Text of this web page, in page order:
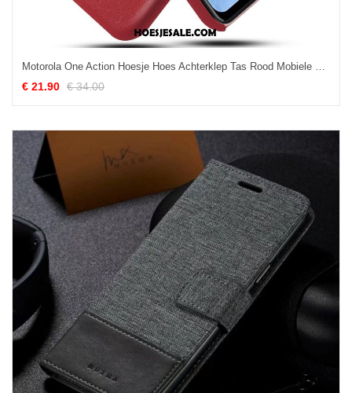
Motorola One Action Hoesje Hoes Achterklep Tas Rood Mobiele Telefoon Goedkoop
€ 21.90 € 34.00